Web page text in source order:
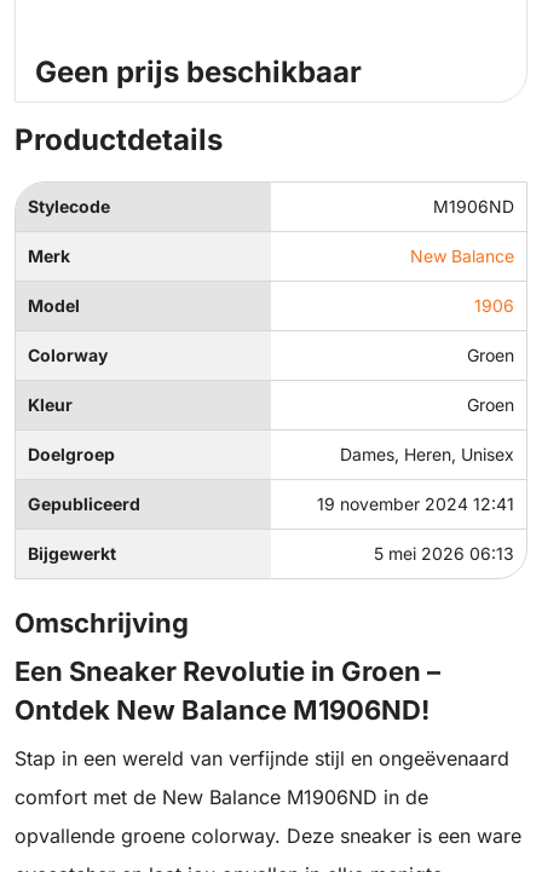
Geen prijs beschikbaar
Productdetails
Stylecode M1906ND
Merk New Balance
Model 1906
Colorway Groen
Kleur Groen
Doelgroep Dames, Heren, Unisex
Gepubliceerd 19 november 2024 12:41
Bijgewerkt 5 mei 2026 06:13
Omschrijving
Een Sneaker Revolutie in Groen –
Ontdek New Balance M1906ND!
Stap in een wereld van verfijnde stijl en ongeëvenaard
comfort met de New Balance M1906ND in de
opvallende groene colorway. Deze sneaker is een ware